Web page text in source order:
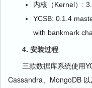
内核（Kernel）:
YCSB: 0.1.4
with bankmark
4. 安装过程
三款数据库系统使用
Cassandra、MongoDB